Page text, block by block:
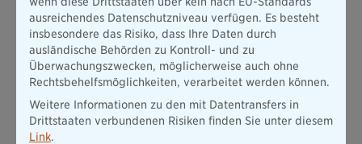
Schäden durch versäumte Termine oder falsch kalkulierte
Kosten
Im Verkehr verursachte Schäden durch das Führen eines
Dienstfahrzeugs
Schäden, die durch ein im Dienst geführtes Tier verursacht
wurden
ausreichendes Datenschutzniveau verfügen. Es besteht
insbesondere das Risiko, dass Ihre Daten durch
ausländische Behörden zu Kontroll- und zu
Überwachungszwecken, möglicherweise auch ohne
Rechtsbehelfsmöglichkeiten, verarbeitet werden können.
Weitere Informationen zu den mit Datentransfers in
Drittstaaten verbundenen Risiken finden Sie unter diesem
Link.